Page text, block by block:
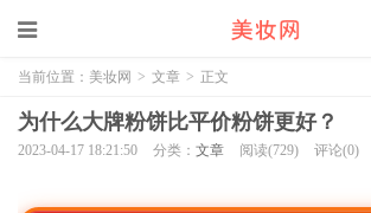
当前位置： 美妆网 > 文章 > 正文
为什么大牌粉饼比平价粉饼更好？
2023-04-17 18:21:50 分类： 文章 阅读(729) 评论(0)